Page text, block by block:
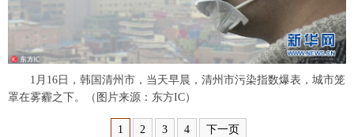
新华电视中文 新华电视英文
1月16日，韩国清州市，当天早晨，清州市污染指数爆表，城市笼
罩在雾霾之下。（图片来源：东方IC）
1 2 3 4 下一页